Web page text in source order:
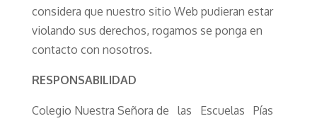
considera que nuestro sitio Web pudieran estar
violando sus derechos, rogamos se ponga en
contacto con nosotros.
RESPONSABILIDAD
Colegio Nuestra Señora de las Escuelas Pías